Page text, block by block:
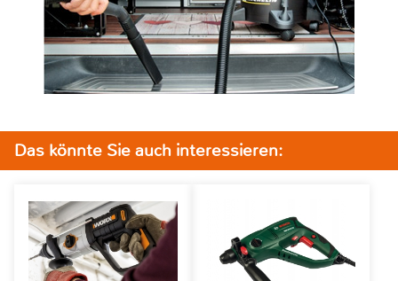
Das könnte Sie auch interessieren: